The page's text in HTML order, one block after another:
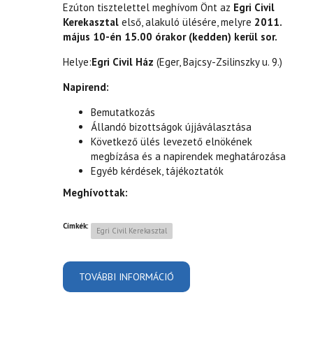
Ezúton tisztelettel meghívom Önt az Egri Civil
Kerekasztal első, alakuló ülésére, melyre 2011.
május 10-én 15.00 órakor (kedden) kerül sor.
Helye:Egri Civil Ház (Eger, Bajcsy-Zsilinszky u. 9.)
Napirend:
Bemutatkozás
Állandó bizottságok újjáválasztása
Következő ülés levezető elnökének
megbízása és a napirendek meghatározása
Egyéb kérdések, tájékoztatók
Meghívottak:
Címkék: Egri Civil Kerekasztal
TOVÁBBI INFORMÁCIÓ
KEREKASZTAL ELSŐ ALAKULÓ